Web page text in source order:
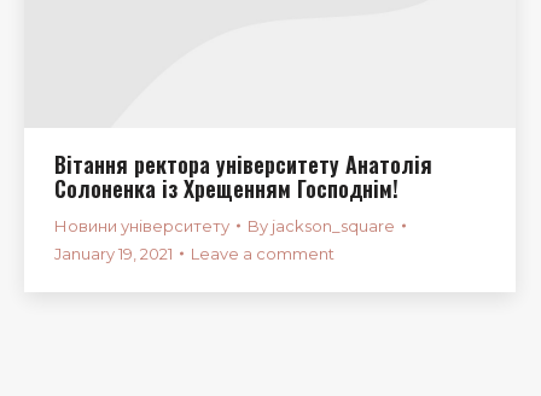
Вітання ректора університету Анатолія
Солоненка із Хрещенням Господнім!
Новини університету By jackson_square
January 19, 2021
Leave a comment